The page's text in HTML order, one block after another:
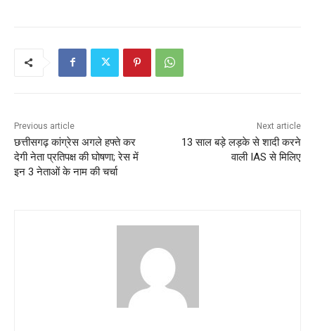
Previous article
छत्तीसगढ़ कांग्रेस अगले हफ्ते कर
देगी नेता प्रतिपक्ष की घोषणा; रेस में
इन 3 नेताओं के नाम की चर्चा
Next article
13 साल बड़े लड़के से शादी करने
वाली IAS से मिलिए